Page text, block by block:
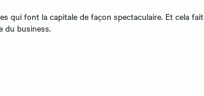
qui font la capitale de façon spectaculaire. Et cela fait
du business.